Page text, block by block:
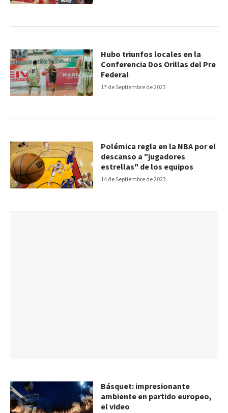
17 de Septiembre de 2023
Hubo triunfos locales en la
Conferencia Dos Orillas del Pre
Federal
14 de Septiembre de 2023
Polémica regla en la NBA por el
descanso a "jugadores
estrellas" de los equipos
Básquet: impresionante
ambiente en partido europeo,
el video